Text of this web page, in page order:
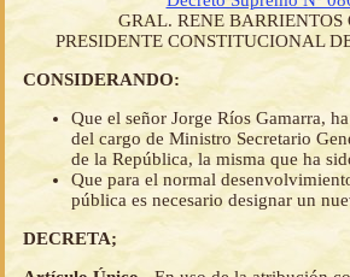
GRAL. RENE BARRIENTOS
PRESIDENTE CONSTITUCIONAL
CONSIDERANDO:
Que el señor Jorge Ríos Gamarra,
del cargo de Ministro Secretario
de la República, la misma que ha
Que para el normal
pública es necesario designar un
DECRETA;